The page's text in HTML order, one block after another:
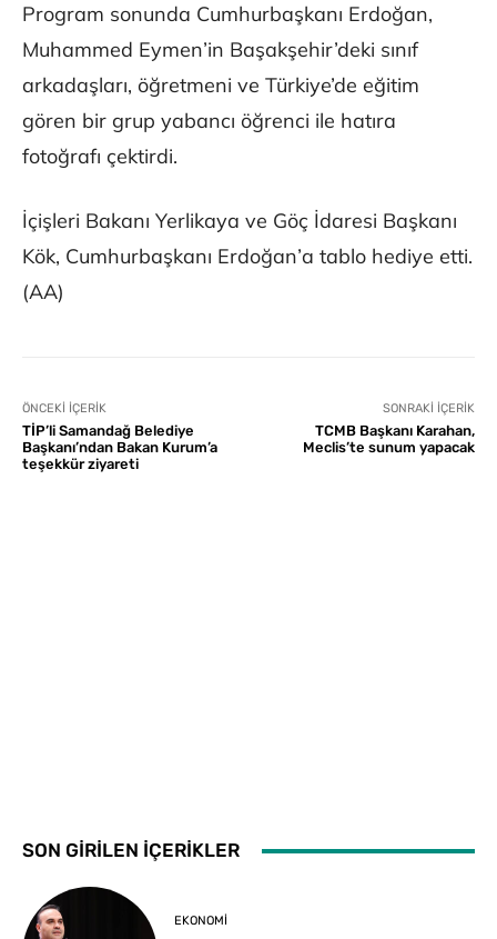
Program sonunda Cumhurbaşkanı Erdoğan,
Muhammed Eymen’in Başakşehir’deki sınıf
arkadaşları, öğretmeni ve Türkiye’de eğitim
gören bir grup yabancı öğrenci ile hatıra
fotoğrafı çektirdi.
İçişleri Bakanı Yerlikaya ve Göç İdaresi Başkanı
Kök, Cumhurbaşkanı Erdoğan’a tablo hediye etti.
(AA)
ÖNCEKI İÇERIK
TİP’li Samandağ Belediye
Başkanı’ndan Bakan Kurum’a
teşekkür ziyareti
SONRAKI İÇERIK
TCMB Başkanı Karahan,
Meclis’te sunum yapacak
SON GİRİLEN İÇERİKLER
EKONOMI